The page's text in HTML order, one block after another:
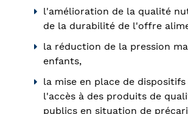
l'amélioration de la qualité
de la durabilité de l'offre
la réduction de la pression
enfants,
la mise en place de
l'accès à des produits de
publics en situation de